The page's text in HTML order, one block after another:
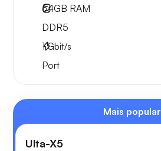
64GB RAM
DDR5
1Gbit/s
Port
Mais popular
Ulta-X5